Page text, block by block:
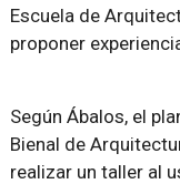
Escuela de
proponer
Según Ábalos, el
Bienal de
realizar un taller al